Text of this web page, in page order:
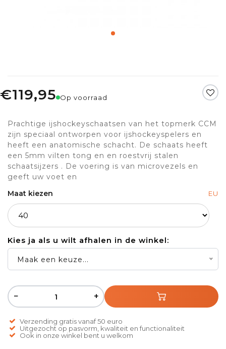
€119,95 Op voorraad
Prachtige ijshockeyschaatsen van het topmerk CCM
zijn speciaal ontworpen voor ijshockeyspelers en
heeft een anatomische schacht. De schaats heeft
een 5mm vilten tong en en roestvrij stalen
schaatsijzers . De voering is van microvezels en
geeft uw voet en
Maat kiezen
EU
Kies ja als u wilt afhalen in de winkel:
Maak een keuze...
− +
Verzending gratis vanaf 50 euro
Uitgezocht op pasvorm, kwaliteit en functionaliteit
Ook in onze winkel bent u welkom